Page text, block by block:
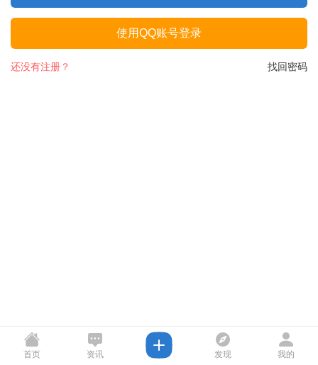
使用QQ账号登录
找回密码
还没有注册？
首页 资讯 发现 我的